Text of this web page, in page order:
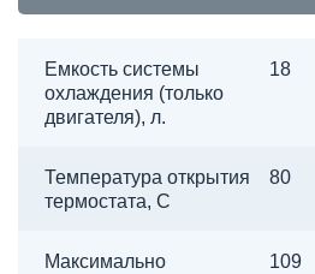
Емкость системы
охлаждения (только
двигателя), л.
18
Температура открытия
термостата, С
80
Максимально
109